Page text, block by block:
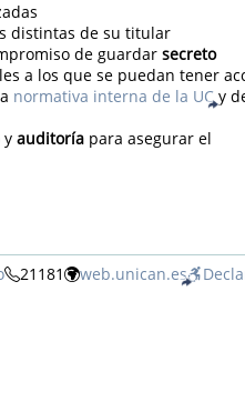
distintas de su titular
de guardar secreto
a los que se puedan tener
normativa interna de la UCy
y auditoría para asegurar el
21181 web.unican.es